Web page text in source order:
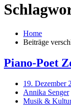
Home
Beiträge
Piano-Poet
19. Dezember
Annika Senger
Musik &